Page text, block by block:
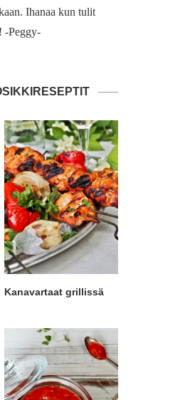
Ihanaa kun tulit
-Peggy-
Kanavartaat grillissä